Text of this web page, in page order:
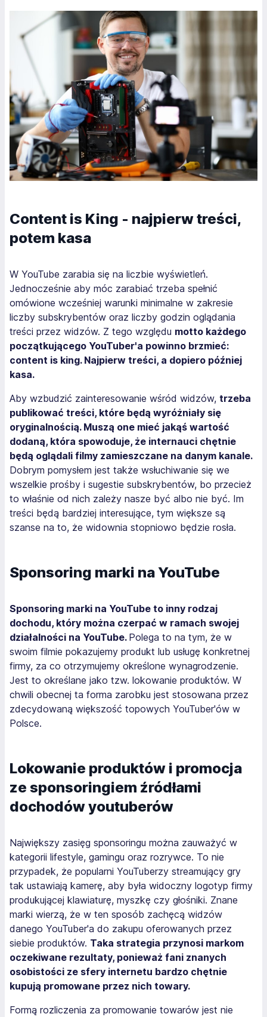
Content is King - najpierw treści,
potem kasa
W YouTube zarabia się na liczbie wyświetleń.
Jednocześnie aby móc zarabiać trzeba spełnić
omówione wcześniej warunki minimalne w zakresie
liczby subskrybentów oraz liczby godzin oglądania
treści przez widzów. Z tego względu motto każdego
początkującego YouTuber'a powinno brzmieć:
content is king. Najpierw treści, a dopiero później
kasa.
Aby wzbudzić zainteresowanie wśród widzów, trzeba
publikować treści, które będą wyróżniały się
oryginalnością. Muszą one mieć jakąś wartość
dodaną, która spowoduje, że internauci chętnie
będą oglądali filmy zamieszczane na danym kanale.
Dobrym pomysłem jest także wsłuchiwanie się we
wszelkie prośby i sugestie subskrybentów, bo przecież
to właśnie od nich zależy nasze być albo nie być. Im
treści będą bardziej interesujące, tym większe są
szanse na to, że widownia stopniowo będzie rosła.
Sponsoring marki na YouTube
Sponsoring marki na YouTube to inny rodzaj
dochodu, który można czerpać w ramach swojej
działalności na YouTube. Polega to na tym, że w
swoim filmie pokazujemy produkt lub usługę konkretnej
firmy, za co otrzymujemy określone wynagrodzenie.
Jest to określane jako tzw. lokowanie produktów. W
chwili obecnej ta forma zarobku jest stosowana przez
zdecydowaną większość topowych YouTuber'ów w
Polsce.
Lokowanie produktów i promocja
ze sponsoringiem źródłami
dochodów youtuberów
Największy zasięg sponsoringu można zauważyć w
kategorii lifestyle, gamingu oraz rozrywce. To nie
przypadek, że popularni YouTuberzy streamujący gry
tak ustawiają kamerę, aby była widoczny logotyp firmy
produkującej klawiaturę, myszkę czy głośniki. Znane
marki wierzą, że w ten sposób zachęcą widzów
danego YouTuber'a do zakupu oferowanych przez
siebie produktów. Taka strategia przynosi markom
oczekiwane rezultaty, ponieważ fani znanych
osobistości ze sfery internetu bardzo chętnie
kupują promowane przez nich towary.
Formą rozliczenia za promowanie towarów jest nie